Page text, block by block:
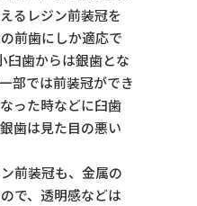
るレジン前装冠を
前歯にしか適応で
臼歯からは銀歯とな
部では前装冠ができ
った時などに臼歯
歯は見た目の悪い
前装冠も、金属の
で、透明感などは